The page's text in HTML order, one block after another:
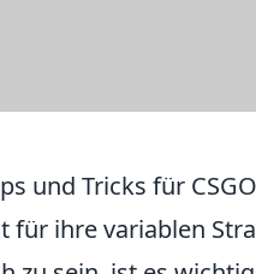
und Tricks für
für ihre variablen